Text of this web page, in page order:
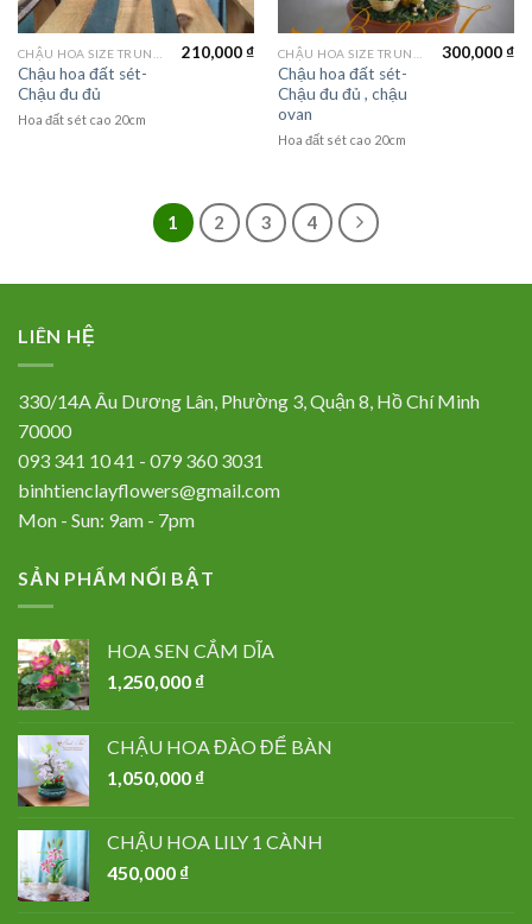
Chậu hoa đất sét-
Chậu đu đủ
210,000₫
Hoa đất sét cao 20cm
Chậu hoa đất sét-
Chậu đu đủ , chậu
ovan
300,000₫
Hoa đất sét cao 20cm
1 2 3 4
LIÊN HỆ
330/14A Âu Dương Lân, Phường 3, Quận 8, Hồ Chí Minh
70000
093 341 10 41 - 079 360 3031
binhtienclayflowers@gmail.com
Mon - Sun: 9am - 7pm
SẢN PHẨM NỔI BẬT
HOA SEN CẮM DĨA
1,250,000 ₫
CHẬU HOA ĐÀO ĐỂ BÀN
1,050,000 ₫
CHẬU HOA LILY 1 CÀNH
450,000 ₫